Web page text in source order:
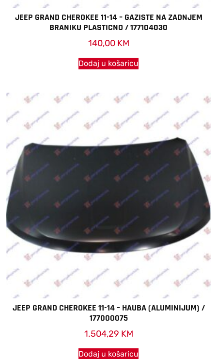
JEEP GRAND CHEROKEE 11-14 – GAZISTE NA ZADNJEM
BRANIKU PLASTICNO / 177104030
140,00 KM
Dodaj u košaricu
JEEP GRAND CHEROKEE 11-14 – HAUBA (ALUMINIJUM) /
177000075
1.504,29 KM
Dodaj u košaricu